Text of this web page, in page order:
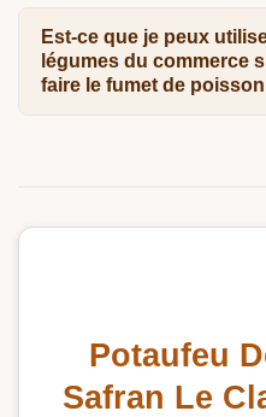
Est-ce que je peux
légumes du commerce
faire le fumet de
Potaufeu
Safran Le